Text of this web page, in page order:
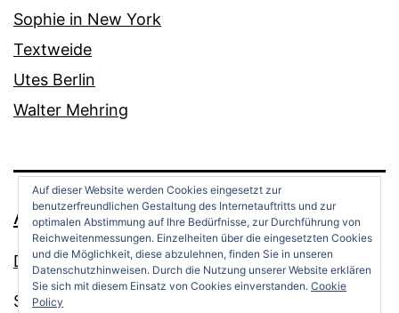
Sophie in New York
Textweide
Utes Berlin
Walter Mehring
ANDREAS OPPERMANN
Datenschutz
Stolz präsentiert von
Auf dieser Website werden Cookies eingesetzt zur
benutzerfreundlichen Gestaltung des Internetauftritts und zur
optimalen Abstimmung auf Ihre Bedürfnisse, zur Durchführung von
Reichweitenmessungen. Einzelheiten über die eingesetzten Cookies
und die Möglichkeit, diese abzulehnen, finden Sie in unseren
Datenschutzhinweisen. Durch die Nutzung unserer Website erklären
Sie sich mit diesem Einsatz von Cookies einverstanden. Cookie
Policy